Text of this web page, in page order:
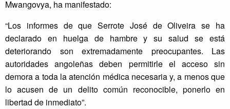
Mwangovya, ha manifestado:
“Los informes de que Serrote José de Oliveira se ha
declarado en huelga de hambre y su salud se está
deteriorando son extremadamente preocupantes. Las
autoridades angoleñas deben permitirle el acceso sin
demora a toda la atención médica necesaria y, a menos que
lo acusen de un delito común reconocible, ponerlo en
libertad de inmediato”.